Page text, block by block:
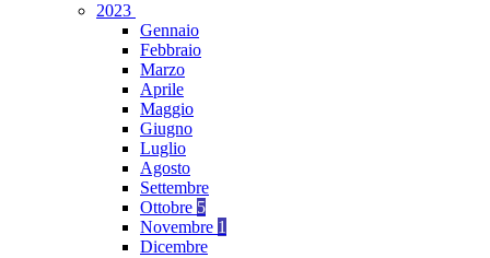
2023
Gennaio
Febbraio
Marzo
Aprile
Maggio
Giugno
Luglio
Agosto
Settembre
Ottobre 5
Novembre 1
Dicembre